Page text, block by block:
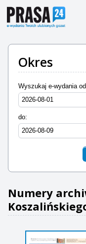
Okres
Wyszukaj e-wydania
do:
Numery